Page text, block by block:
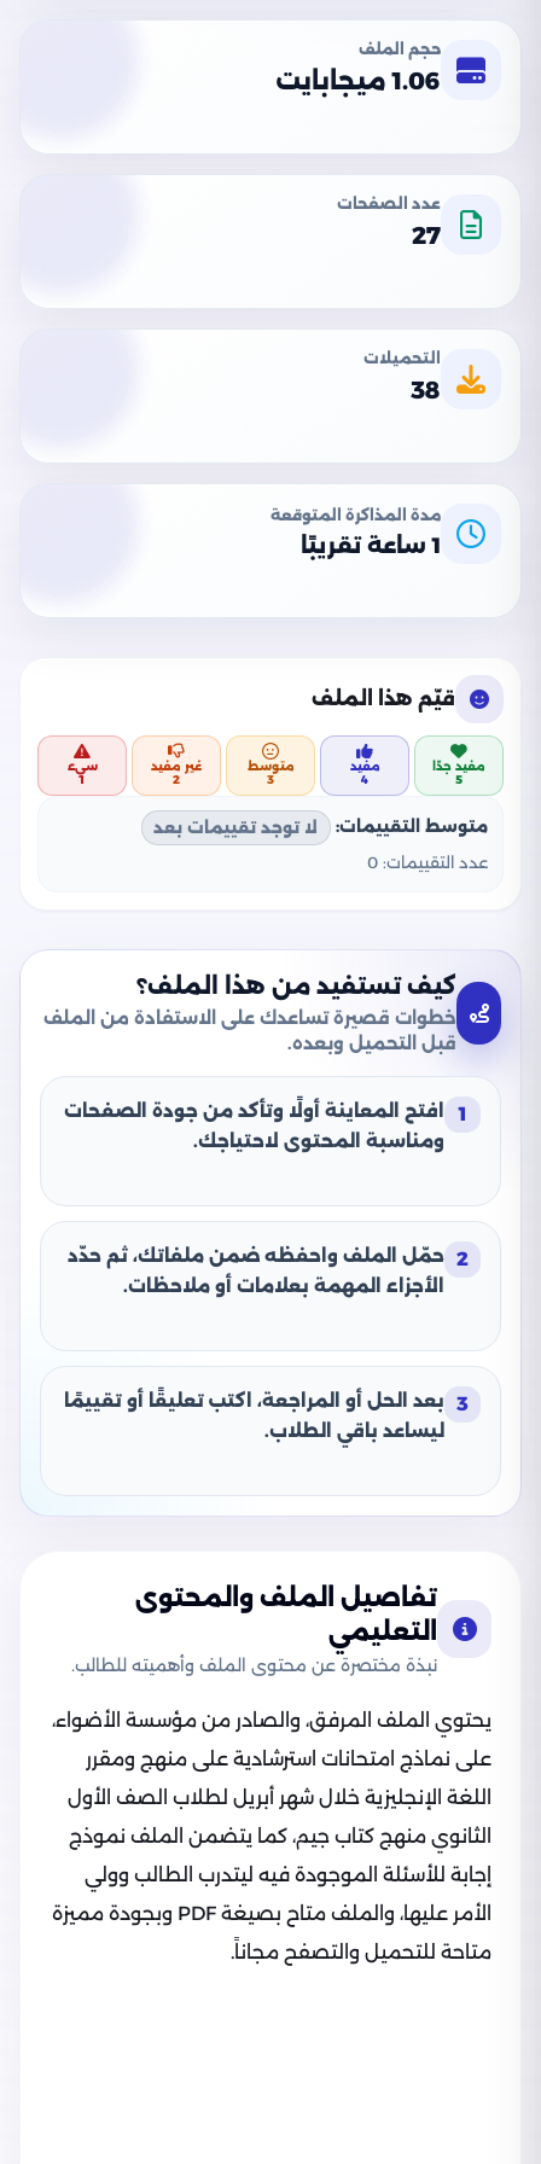
حجم الملف
1.06 ميجابايت
عدد الصفحات
27
التحميلات
38
مدة المذاكرة المتوقعة
1 ساعة تقريبًا
قيّم هذا الملف
مفيد جدًا
5
مفيد
4
متوسط
3
غير مفيد
2
سيء
1
متوسط التقييمات:
لا توجد تقييمات بعد
عدد التقييمات: 0
كيف تستفيد من هذا الملف؟
خطوات قصيرة تساعدك على الاستفادة من الملف
قبل التحميل وبعده.
1
افتح المعاينة أولًا وتأكد من جودة الصفحات
ومناسبة المحتوى لاحتياجك.
2 حمّل الملف واحفظه ضمن ملفاتك، ثم حدّد
الأجزاء المهمة بعلامات أو ملاحظات.
3
بعد الحل أو المراجعة، اكتب تعليقًا أو تقييمًا
ليساعد باقي الطلاب.
تفاصيل الملف والمحتوى
التعليمي
نبذة مختصرة عن محتوى الملف وأهميته للطالب.
يحتوي الملف المرفق، والصادر من مؤسسة الأضواء،
على نماذج امتحانات استرشادية على منهج ومقرر
اللغة الإنجليزية خلال شهر أبريل لطلاب الصف الأول
الثانوي منهج كتاب جيم، كما يتضمن الملف نموذج
إجابة للأسئلة الموجودة فيه ليتدرب الطالب وولي
الأمر عليها، والملف متاح بصيغة PDF وبجودة مميزة
متاحة للتحميل والتصفح مجاناً.